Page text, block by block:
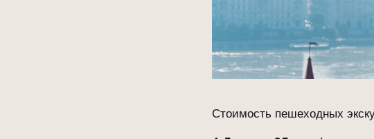
Стоимость пешеходных